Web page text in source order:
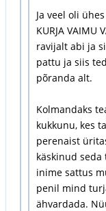
Ja veel oli
KURJA VAIMU
ravijalt abi ja
pattu ja siis
põranda alt.
Kolmandaks
kukkunu, kes
perenaist
käskinud seda
inime sattus
penil mind
ähvardada.